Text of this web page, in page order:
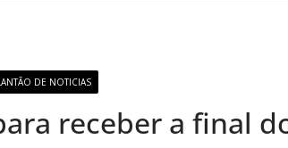
DE NOTICIAS
receber a final